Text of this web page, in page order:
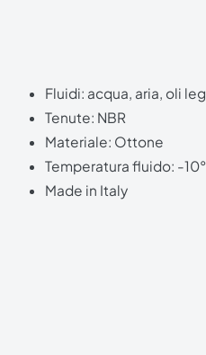
Fluidi: acqua, aria, oli
Tenute: NBR
Materiale: Ottone
Temperatura fluido: -
Made in Italy